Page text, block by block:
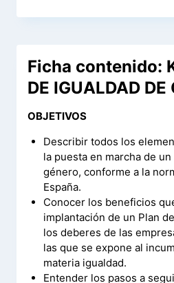
Ficha contenido:
DE IGUALDAD DE
OBJETIVOS
Describir todos los
la puesta en marcha de
género, conforme a la
España.
Conocer los beneficios
implantación de un Plan
los deberes de las
las que se expone al
materia igualdad.
Entender los pasos a